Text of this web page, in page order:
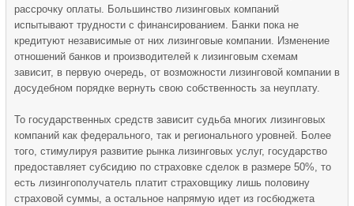
рассрочку оплаты. Большинство лизинговых компаний
испытывают трудности с финансированием. Банки пока не
кредитуют независимые от них лизинговые компании. Изменение
отношений банков и производителей к лизинговым схемам
зависит, в первую очередь, от возможности лизинговой компании в
досудебном порядке вернуть свою собственность за неуплату.
То государственных средств зависит судьба многих лизинговых
компаний как федерального, так и регионального уровней. Более
того, стимулируя развитие рынка лизинговых услуг, государство
предоставляет субсидию по страховке сделок в размере 50%, то
есть лизингополучатель платит страховщику лишь половину
страховой суммы, а остальное напрямую идет из госбюджета